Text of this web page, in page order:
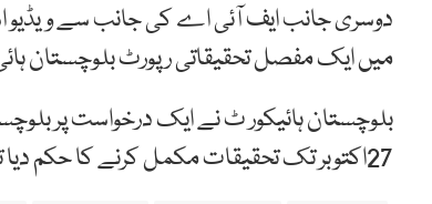
دوسری جانب ایف آئی اے کی جانب سے
میں ایک مفصل تحقیقاتی رپورٹ
بلوچستان ہائیکور ٹ نے ایک درخواست پر
27اکتوبر تک تحقیقات مکمل کرنے کا حکم دیا تھا-